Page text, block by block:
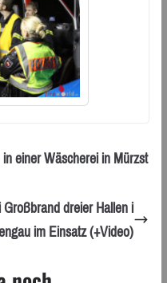
einer Wäscherei in Mürzst
dreier Hallen i
im Einsatz (+Video)